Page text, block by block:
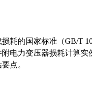
耗的国家标准（GB/T
电力变压器损耗计算实
点。